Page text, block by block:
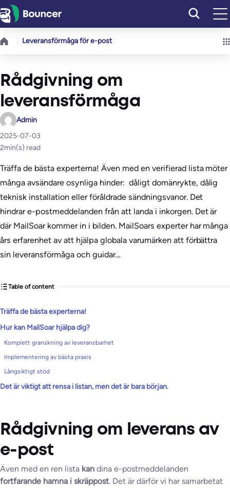
Hoppa
till
innehåll
Leveransförmåga för e-post
Rådgivning om
leveransförmåga
Admin
2025-07-03
2min(s) read
Träffa de bästa experterna! Även med en verifierad lista möter
många avsändare osynliga hinder: dåligt domänrykte, dålig
teknisk installation eller föråldrade sändningsvanor. Det
hindrar e-postmeddelanden från att landa i inkorgen. Det är
där MailSoar kommer in i bilden. MailSoars experter har många
års erfarenhet av att hjälpa globala varumärken att förbättra
sin leveransförmåga och guidar…
Table of content
Träffa de bästa experterna!
Hur kan MailSoar hjälpa dig?
Komplett granskning av leveransbarhet
Implementering av bästa praxis
Långsiktigt stöd
Det är viktigt att rensa i listan, men det är bara början.
Rådgivning om leverans av
e-post
Även med en ren lista kan dina e-postmeddelanden
fortfarande hamna i skräppost. Det är därför vi har samarbetat